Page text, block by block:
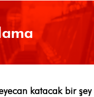
katacak bir